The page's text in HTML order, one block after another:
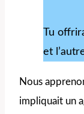
Tu
et
Nous
impliquait un